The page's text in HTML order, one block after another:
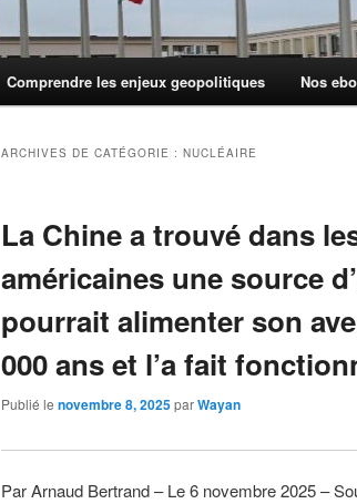
Comprendre les enjeux geopolitiques Nos
ARCHIVES DE CATÉGORIE : NUCLÉAIRE
La Chine a trouvé dans
américaines une source
pourrait alimenter son
000 ans et l’a fait
Publié le novembre 8, 2025parWayan
Par Arnaud Bertrand – Le 6 novembre 2025 –